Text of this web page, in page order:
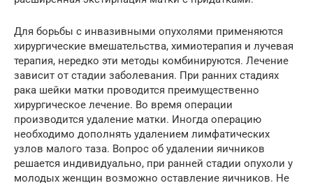
Для борьбы с инвазивными опухолями применяются
хирургические вмешательства, химиотерапия и лучевая
терапия, нередко эти методы комбинируются. Лечение
зависит от стадии заболевания. При ранних стадиях
рака шейки матки проводится преимущественно
хирургическое лечение. Во время операции
производится удаление матки. Иногда операцию
необходимо дополнять удалением лимфатических
узлов малого таза. Вопрос об удалении яичников
решается индивидуально, при ранней стадии опухоли у
молодых женщин возможно оставление яичников. Не